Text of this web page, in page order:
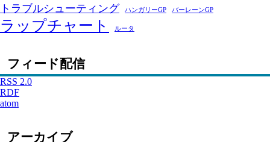
トラブルシューティング ハンガリーGP バーレーンGP
ラップチャート ルータ
フィード配信
RSS 2.0
RDF
atom
アーカイブ